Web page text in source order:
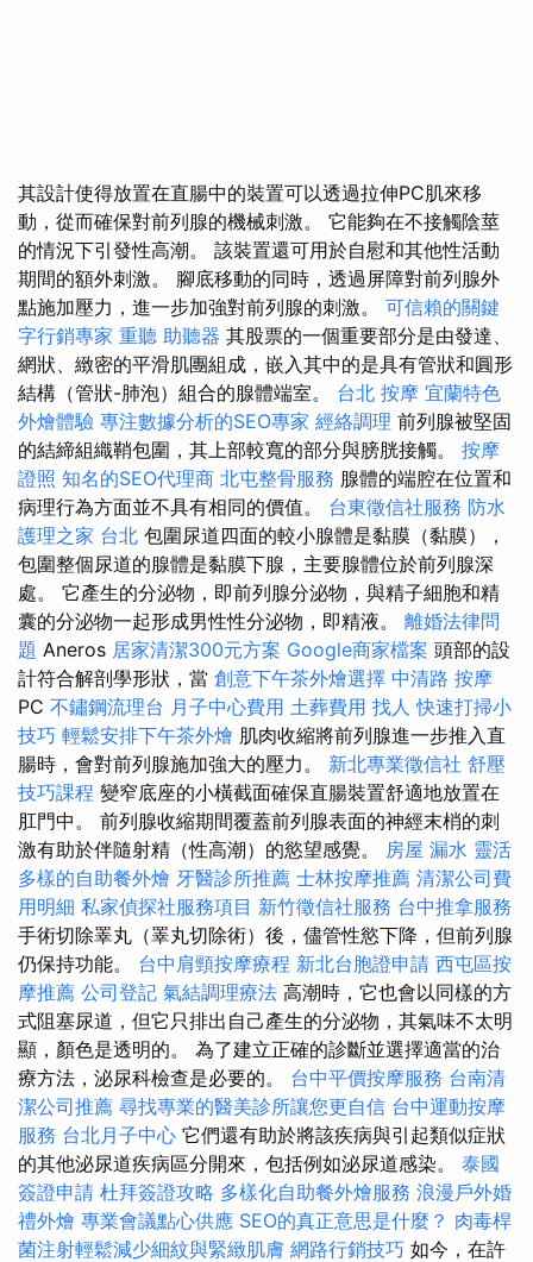
其設計使得放置在直腸中的裝置可以透過拉伸PC肌來移
動，從而確保對前列腺的機械刺激。 它能夠在不接觸陰莖
的情況下引發性高潮。 該裝置還可用於自慰和其他性活動
期間的額外刺激。 腳底移動的同時，透過屏障對前列腺外
點施加壓力，進一步加強對前列腺的刺激。 可信賴的關鍵
字行銷專家 重聽 助聽器 其股票的一個重要部分是由發達、
網狀、緻密的平滑肌團組成，嵌入其中的是具有管狀和圓形
結構（管狀-肺泡）組合的腺體端室。 台北 按摩 宜蘭特色
外燴體驗 專注數據分析的SEO專家 經絡調理 前列腺被堅固
的結締組織鞘包圍，其上部較寬的部分與膀胱接觸。 按摩
證照 知名的SEO代理商 北屯整骨服務 腺體的端腔在位置和
病理行為方面並不具有相同的價值。 台東徵信社服務 防水
護理之家 台北 包圍尿道四面的較小腺體是黏膜（黏膜），
包圍整個尿道的腺體是黏膜下腺，主要腺體位於前列腺深
處。 它產生的分泌物，即前列腺分泌物，與精子細胞和精
囊的分泌物一起形成男性性分泌物，即精液。 離婚法律問
題 Aneros 居家清潔300元方案 Google商家檔案 頭部的設
計符合解剖學形狀，當 創意下午茶外燴選擇 中清路 按摩
PC 不鏽鋼流理台 月子中心費用 土葬費用 找人 快速打掃小
技巧 輕鬆安排下午茶外燴 肌肉收縮將前列腺進一步推入直
腸時，會對前列腺施加強大的壓力。 新北專業徵信社 舒壓
技巧課程 變窄底座的小橫截面確保直腸裝置舒適地放置在
肛門中。 前列腺收縮期間覆蓋前列腺表面的神經末梢的刺
激有助於伴隨射精（性高潮）的慾望感覺。 房屋 漏水 靈活
多樣的自助餐外燴 牙醫診所推薦 士林按摩推薦 清潔公司費
用明細 私家偵探社服務項目 新竹徵信社服務 台中推拿服務
手術切除睪丸（睪丸切除術）後，儘管性慾下降，但前列腺
仍保持功能。 台中肩頸按摩療程 新北台胞證申請 西屯區按
摩推薦 公司登記 氣結調理療法 高潮時，它也會以同樣的方
式阻塞尿道，但它只排出自己產生的分泌物，其氣味不太明
顯，顏色是透明的。 為了建立正確的診斷並選擇適當的治
療方法，泌尿科檢查是必要的。 台中平價按摩服務 台南清
潔公司推薦 尋找專業的醫美診所讓您更自信 台中運動按摩
服務 台北月子中心 它們還有助於將該疾病與引起類似症狀
的其他泌尿道疾病區分開來，包括例如泌尿道感染。 泰國
簽證申請 杜拜簽證攻略 多樣化自助餐外燴服務 浪漫戶外婚
禮外燴 專業會議點心供應 SEO的真正意思是什麼？ 肉毒桿
菌注射輕鬆減少細紋與緊緻肌膚 網路行銷技巧 如今，在許